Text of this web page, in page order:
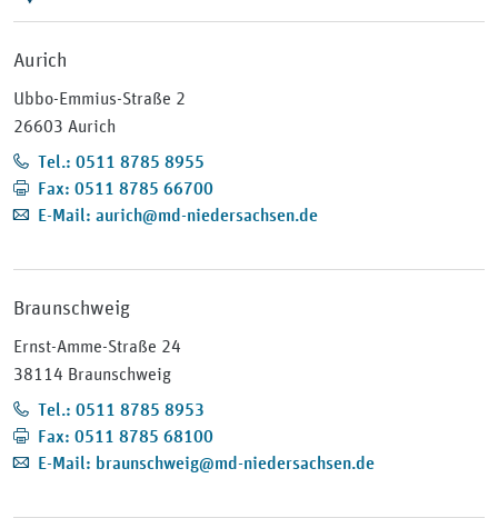
Aurich
Ubbo-Emmius-Straße 2
26603 Aurich
Tel.: 0511 8785 8955
Fax: 0511 8785 66700
E-Mail: aurich@md-niedersachsen.de
Braunschweig
Ernst-Amme-Straße 24
38114 Braunschweig
Tel.: 0511 8785 8953
Fax: 0511 8785 68100
E-Mail: braunschweig@md-niedersachsen.de